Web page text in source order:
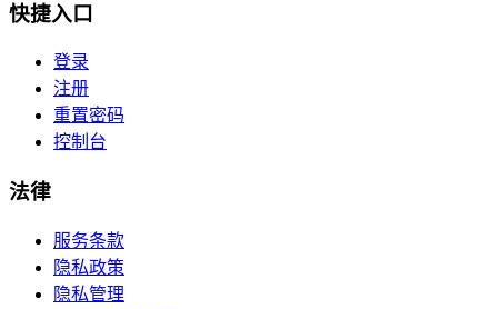
快捷入口
登录
注册
重置密码
控制台
法律
服务条款
隐私政策
隐私管理